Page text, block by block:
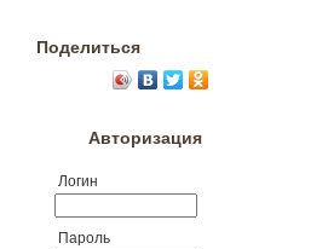
Поделиться
Авторизация
Логин
Пароль